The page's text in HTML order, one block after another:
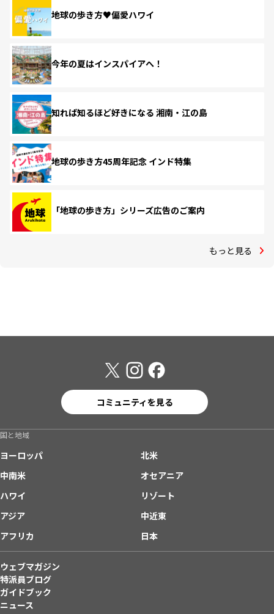
地球の歩き方♥偏愛ハワイ
今年の夏はインスパイアへ！
知れば知るほど好きになる 湘南・江の島
地球の歩き方45周年記念 インド特集
「地球の歩き方」シリーズ広告のご案内
もっと見る
コミュニティを見る
国と地域
ヨーロッパ
北米
中南米
オセアニア
ハワイ
リゾート
アジア
中近東
アフリカ
日本
ウェブマガジン
特派員ブログ
ガイドブック
ニュース